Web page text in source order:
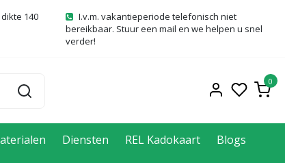
140
I.v.m. vakantieperiode telefonisch niet
bereikbaar. Stuur een mail en we helpen u snel
verder!
0
Diensten REL Kadokaart Blogs